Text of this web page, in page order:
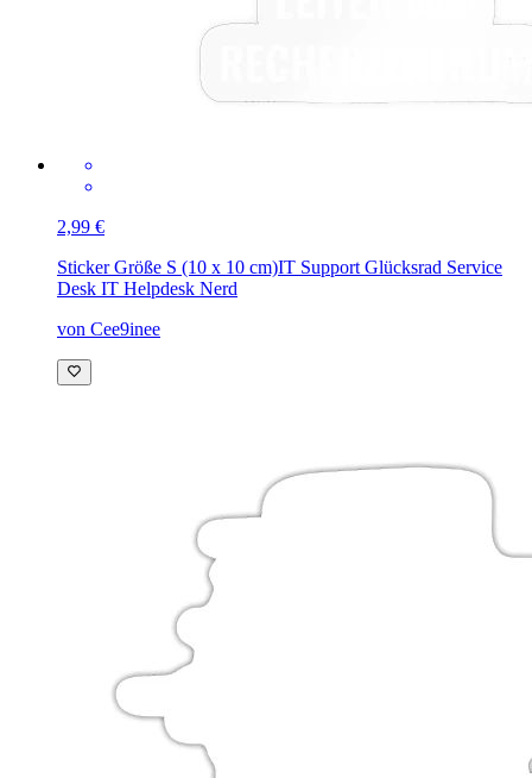
2,99 €
Sticker Größe S (10 x 10 cm)IT Support Glücksrad Service
Desk IT Helpdesk Nerd
von Cee9inee